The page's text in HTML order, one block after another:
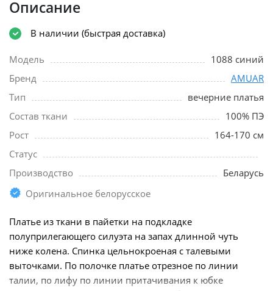
Описание
В наличии (быстрая доставка)
Модель
1088 синий
Бренд
AMUAR
Тип
вечерние платья
Состав ткани
100% ПЭ
Рост
164-170 см
Статус
Производство
Беларусь
Оригинальное белорусское
Платье из ткани в пайетки на подкладке
полуприлегающего силуэта на запах длинной чуть
ниже колена. Спинка цельнокроеная с талевыми
выточками. По полочке платье отрезное по линии
талии, по лифу по линии притачивания к юбке